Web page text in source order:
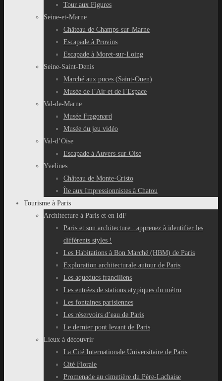
Tour aux Figures
Seine-et-Marne
Château de Champs-sur-Marne
Escapade à Provins
Escapade à Moret-sur-Loing
Seine-Saint-Denis
Marché aux puces (Saint-Ouen)
Musée de l’Air et de l’Espace
Val-de-Marne
Musée Fragonard
Musée du jeu vidéo
Val-d’Oise
Escapade à Auvers-sur-Oise
Yvelines
Château de Monte-Cristo
Île aux Impressionnistes à Chatou
Tourisme à Paris
Architecture à Paris et en IdF
Paris et son architecture : apprenez à identifier les
différents styles !
Les Habitations à Bon Marché (HBM) de Paris
Exploration architecturale autour de Paris
Les aqueducs franciliens
Les entrées de stations atypiques du métro
Les fontaines parisiennes
Les réservoirs d’eau de Paris
Le dernier pont levant de Paris
Lieux à découvrir
La Cité Internationale Universitaire de Paris
Cité Florale
Promenade au cimetière du Père-Lachaise